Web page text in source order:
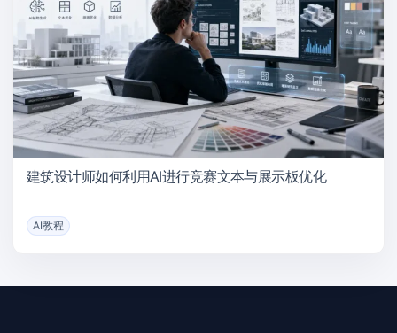
建筑设计师如何利用AI进行竞赛文本与展示板优化
AI教程